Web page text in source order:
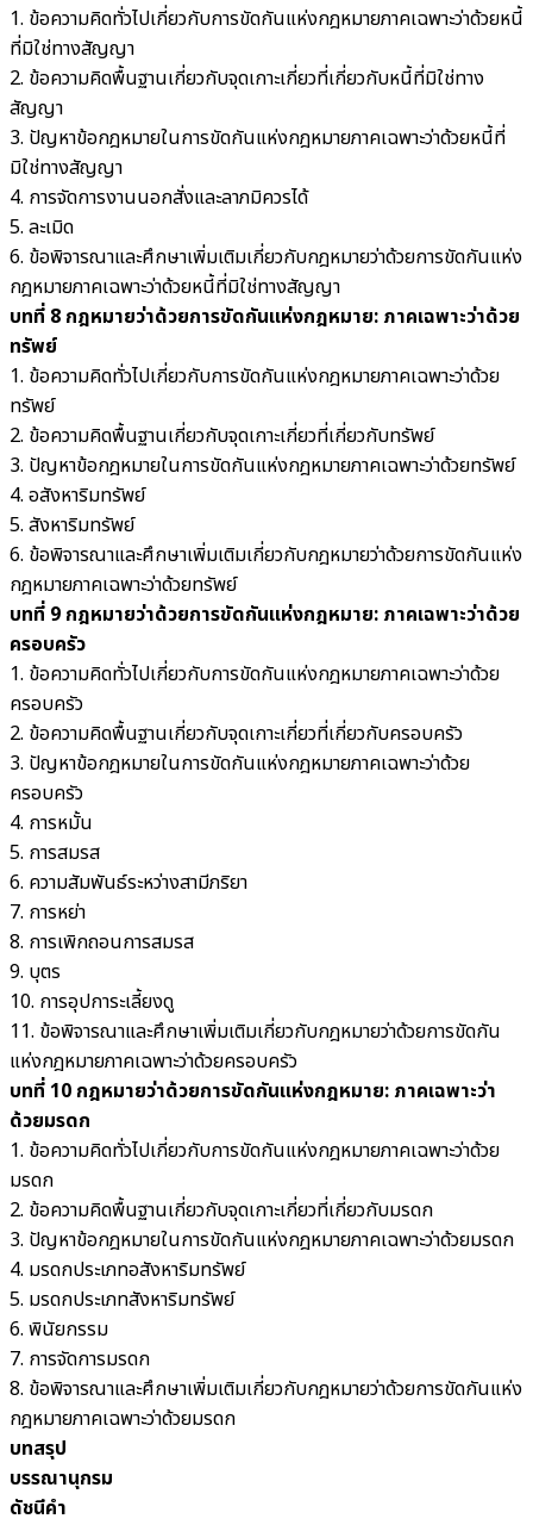
1. ข้อความคิดทั่วไปเกี่ยวกับการขัดกันแห่งกฎหมายภาคเฉพาะว่าด้วยหนี้
ที่มิใช่ทางสัญญา
2. ข้อความคิดพื้นฐานเกี่ยวกับจุดเกาะเกี่ยวที่เกี่ยวกับหนี้ที่มิใช่ทาง
สัญญา
3. ปัญหาข้อกฎหมายในการขัดกันแห่งกฎหมายภาคเฉพาะว่าด้วยหนี้ที่
มิใช่ทางสัญญา
4. การจัดการงานนอกสั่งและลาภมิควรได้
5. ละเมิด
6. ข้อพิจารณาและศึกษาเพิ่มเติมเกี่ยวกับกฎหมายว่าด้วยการขัดกันแห่ง
กฎหมายภาคเฉพาะว่าด้วยหนี้ที่มิใช่ทางสัญญา
บทที่ 8 กฎหมายว่าด้วยการขัดกันแห่งกฎหมาย: ภาคเฉพาะว่าด้วย
ทรัพย์
1. ข้อความคิดทั่วไปเกี่ยวกับการขัดกันแห่งกฎหมายภาคเฉพาะว่าด้วย
ทรัพย์
2. ข้อความคิดพื้นฐานเกี่ยวกับจุดเกาะเกี่ยวที่เกี่ยวกับทรัพย์
3. ปัญหาข้อกฎหมายในการขัดกันแห่งกฎหมายภาคเฉพาะว่าด้วยทรัพย์
4. อสังหาริมทรัพย์
5. สังหาริมทรัพย์
6. ข้อพิจารณาและศึกษาเพิ่มเติมเกี่ยวกับกฎหมายว่าด้วยการขัดกันแห่ง
กฎหมายภาคเฉพาะว่าด้วยทรัพย์
บทที่ 9 กฎหมายว่าด้วยการขัดกันแห่งกฎหมาย: ภาคเฉพาะว่าด้วย
ครอบครัว
1. ข้อความคิดทั่วไปเกี่ยวกับการขัดกันแห่งกฎหมายภาคเฉพาะว่าด้วย
ครอบครัว
2. ข้อความคิดพื้นฐานเกี่ยวกับจุดเกาะเกี่ยวที่เกี่ยวกับครอบครัว
3. ปัญหาข้อกฎหมายในการขัดกันแห่งกฎหมายภาคเฉพาะว่าด้วย
ครอบครัว
4. การหมั้น
5. การสมรส
6. ความสัมพันธ์ระหว่างสามีภริยา
7. การหย่า
8. การเพิกถอนการสมรส
9. บุตร
10. การอุปการะเลี้ยงดู
11. ข้อพิจารณาและศึกษาเพิ่มเติมเกี่ยวกับกฎหมายว่าด้วยการขัดกัน
แห่งกฎหมายภาคเฉพาะว่าด้วยครอบครัว
บทที่ 10 กฎหมายว่าด้วยการขัดกันแห่งกฎหมาย: ภาคเฉพาะว่า
ด้วยมรดก
1. ข้อความคิดทั่วไปเกี่ยวกับการขัดกันแห่งกฎหมายภาคเฉพาะว่าด้วย
มรดก
2. ข้อความคิดพื้นฐานเกี่ยวกับจุดเกาะเกี่ยวที่เกี่ยวกับมรดก
3. ปัญหาข้อกฎหมายในการขัดกันแห่งกฎหมายภาคเฉพาะว่าด้วยมรดก
4. มรดกประเภทอสังหาริมทรัพย์
5. มรดกประเภทสังหาริมทรัพย์
6. พินัยกรรม
7. การจัดการมรดก
8. ข้อพิจารณาและศึกษาเพิ่มเติมเกี่ยวกับกฎหมายว่าด้วยการขัดกันแห่ง
กฎหมายภาคเฉพาะว่าด้วยมรดก
บทสรุป
บรรณานุกรม
ดัชนีคำ